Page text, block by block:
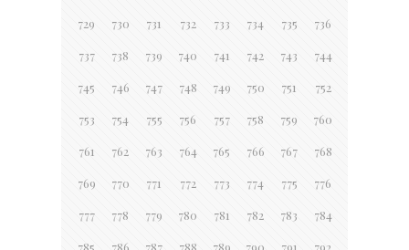
729 730 731 732 733 734 735 736
737 738 739 740 741 742 743 744
745 746 747 748 749 750 751 752
753 754 755 756 757 758 759 760
761 762 763 764 765 766 767 768
769 770 771 772 773 774 775 776
777 778 779 780 781 782 783 784
785 786 787 788 789 790 791 792